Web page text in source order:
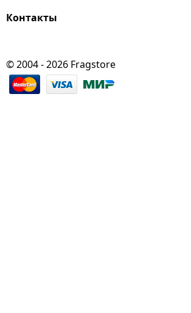
Контакты
© 2004 - 2026 Fragstore